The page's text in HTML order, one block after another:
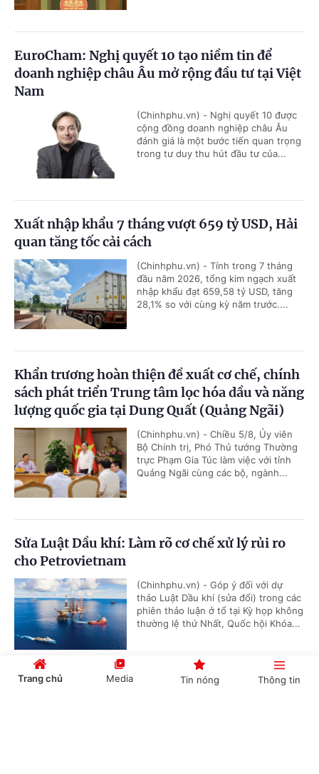
EuroCham: Nghị quyết 10 tạo niềm tin để
doanh nghiệp châu Âu mở rộng đầu tư tại Việt
Nam
(Chinhphu.vn) - Nghị quyết 10 được
cộng đồng doanh nghiệp châu Âu
đánh giá là một bước tiến quan trọng
trong tư duy thu hút đầu tư của...
Xuất nhập khẩu 7 tháng vượt 659 tỷ USD, Hải
quan tăng tốc cải cách
(Chinhphu.vn) - Tính trong 7 tháng
đầu năm 2026, tổng kim ngạch xuất
nhập khẩu đạt 659,58 tỷ USD, tăng
28,1% so với cùng kỳ năm trước....
Khẩn trương hoàn thiện đề xuất cơ chế, chính
sách phát triển Trung tâm lọc hóa dầu và năng
lượng quốc gia tại Dung Quất (Quảng Ngãi)
(Chinhphu.vn) - Chiều 5/8, Ủy viên
Bộ Chính trị, Phó Thủ tướng Thường
trực Phạm Gia Túc làm việc với tỉnh
Quảng Ngãi cùng các bộ, ngành...
Sửa Luật Dầu khí: Làm rõ cơ chế xử lý rủi ro
cho Petrovietnam
(Chinhphu.vn) - Góp ý đối với dự
thảo Luật Dầu khí (sửa đổi) trong các
phiên thảo luận ở tổ tại Kỳ họp không
thường lệ thứ Nhất, Quốc hội Khóa...
Trang chủ Media Tin nóng Thông tin